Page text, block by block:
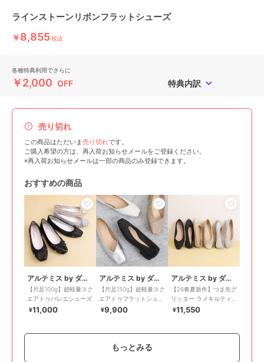
ラインストーンリボンフラットシューズ
￥8,855税込
各種特典利用でさらに
￥2,000 OFF 特典内訳
売り切れ
この商品はただいま売り切れです。
ご購入希望の方は、再入荷お知らせメールをご登録ください。
※再入荷お知らせメールは一部の商品のみ登録できます。
おすすめの商品
アルテミス by ダイアナ
【片足100g】超軽量スク
エアトゥバレエシューズ
¥11,000
アルテミス by ダイアナ
【片足150g】超軽量スク
エアトゥフラットシュー
ズ
¥9,900
アルテミス by ダイアナ
【26春夏新作】つま先グ
リッター ラメキルティ
ングバレエシューズ
¥11,550
もっとみる